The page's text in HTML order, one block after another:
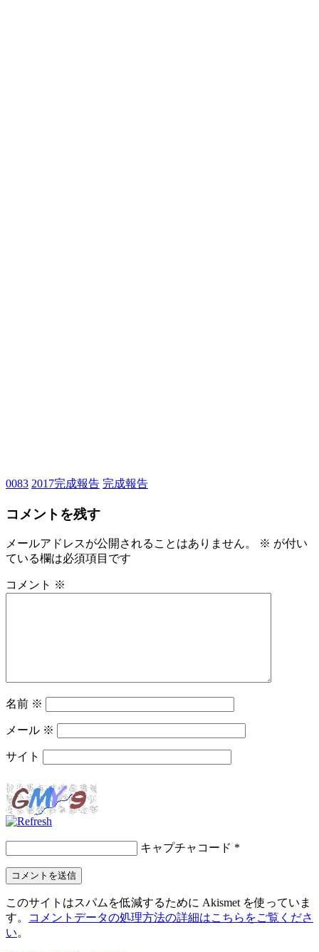
0083 2017完成報告 完成報告
コメントを残す
メールアドレスが公開されることはありません。 ※ が付い
ている欄は必須項目です
コメント ※
名前 ※
メール ※
サイト
キャプチャコード *
このサイトはスパムを低減するために Akismet を使っていま
す。
コメントデータの処理方法の詳細はこちらをご覧くださ
い。